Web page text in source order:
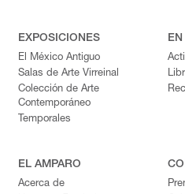
EXPOSICIONES
El México Antiguo
Salas de Arte Virreinal
Colección de Arte
Contemporáneo
Temporales
EL AMPARO
Acerca de